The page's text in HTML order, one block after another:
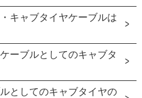
キャブタイヤケーブルは
ーブルとしてのキャブタ
としてのキャブタイヤの